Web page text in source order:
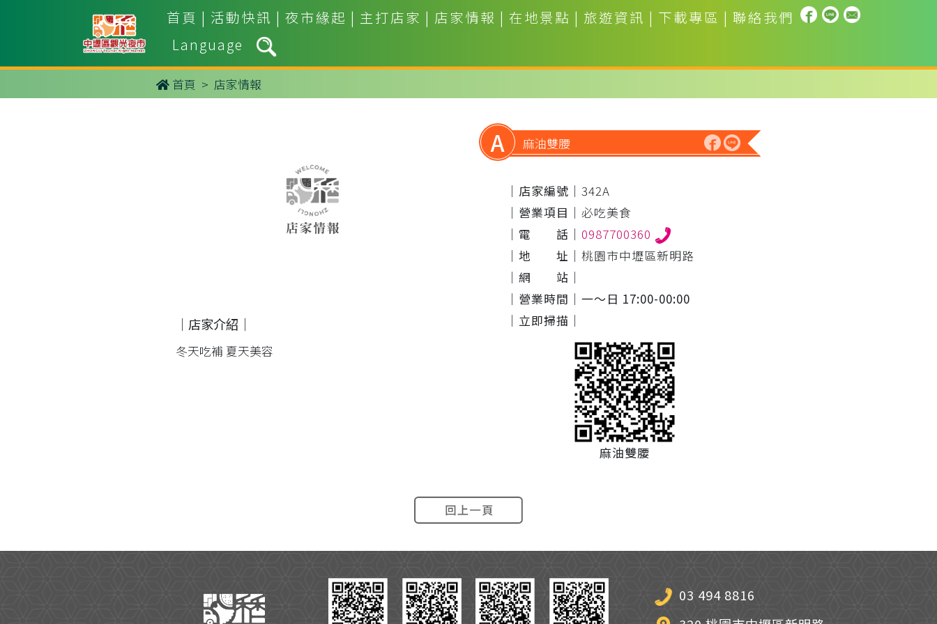
首頁 | 活動快訊 | 夜市緣起 | 主打店家 | 店家情報 | 在地景點 | 旅遊資訊 | 下載專區 | 聯絡我們
Language
首頁 > 店家情報
｜店家介紹｜
冬天吃補 夏天美容
A 麻油雙腰
｜店家編號｜ 342A
｜營業項目｜ 必吃美食
｜電 話｜ 0987700360
｜地 址｜ 桃園市中壢區新明路
｜網 站｜
｜營業時間｜ 一～日 17:00-00:00
｜立即掃描｜
麻油雙腰
03 494 8816